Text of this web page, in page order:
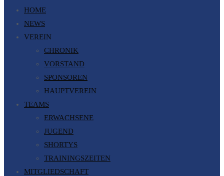
HOME
NEWS
VEREIN
CHRONIK
VORSTAND
SPONSOREN
HAUPTVEREIN
TEAMS
ERWACHSENE
JUGEND
SHORTYS
TRAININGSZEITEN
MITGLIEDSCHAFT